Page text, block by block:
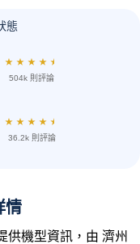
態
★ ★ ★ ★ ★
504k 則評論
★ ★ ★ ★ ★
36.2k 則評論
情
供機型資訊，由 濟州